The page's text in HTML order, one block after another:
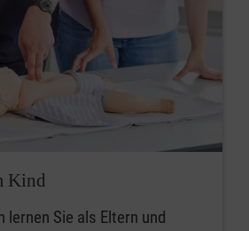
Kind
lernen Sie als Eltern und